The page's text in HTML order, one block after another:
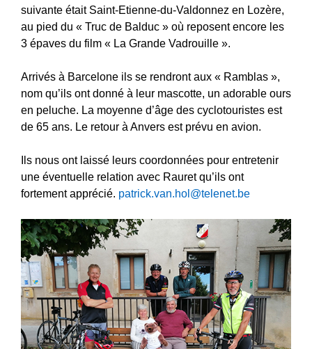
suivante était Saint-Etienne-du-Valdonnez en Lozère,
au pied du « Truc de Balduc » où reposent encore les
3 épaves du film « La Grande Vadrouille ».
Arrivés à Barcelone ils se rendront aux « Ramblas »,
nom qu’ils ont donné à leur mascotte, un adorable ours
en peluche. La moyenne d’âge des cyclotouristes est
de 65 ans. Le retour à Anvers est prévu en avion.
Ils nous ont laissé leurs coordonnées pour entretenir
une éventuelle relation avec Rauret qu’ils ont
fortement apprécié. patrick.van.hol@telenet.be